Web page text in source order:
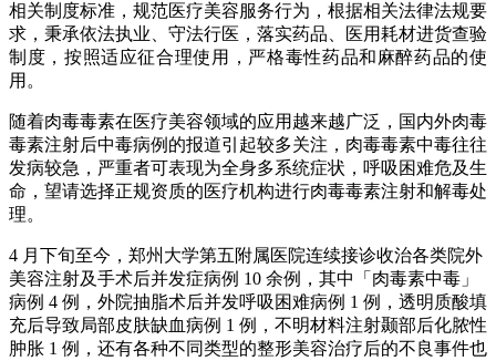
相关制度标准，规范医疗美容服务行为，根据相关法律法规要
求，秉承依法执业、守法行医，落实药品、医用耗材进货查验
制度，按照适应征合理使用，严格毒性药品和麻醉药品的使
用。
随着肉毒毒素在医疗美容领域的应用越来越广泛，国内外肉毒
毒素注射后中毒病例的报道引起较多关注，肉毒毒素中毒往往
发病较急，严重者可表现为全身多系统症状，呼吸困难危及生
命，望请选择正规资质的医疗机构进行肉毒毒素注射和解毒处
理。
4 月下旬至今，郑州大学第五附属医院连续接诊收治各类院外
美容注射及手术后并发症病例 10 余例，其中「肉毒素中毒」
病例 4 例，外院抽脂术后并发呼吸困难病例 1 例，透明质酸填
充后导致局部皮肤缺血病例 1 例，不明材料注射颞部后化脓性
肿胀 1 例，还有各种不同类型的整形美容治疗后的不良事件也